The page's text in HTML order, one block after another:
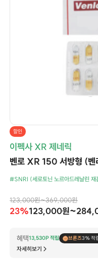
할인
이펙사 XR 제네릭
벤로 XR 150 서방형 (
#SNRI (세로토닌 노르아드레날린 재
123,000원~369,000원
23%123,000원
혜택13,530P 적립 브론즈3% 적
자세히보기